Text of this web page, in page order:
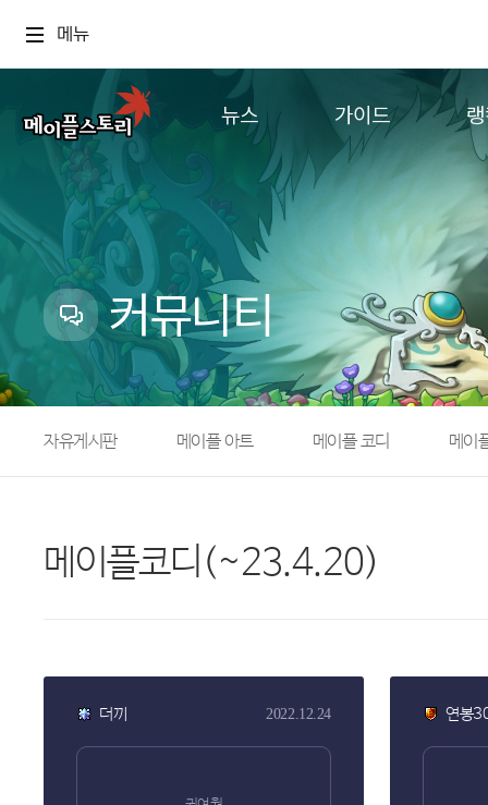
메뉴
뉴스
업데이트
이벤트
캐시샵 공지
메이플 알림판
with maple
가이드
추가정보
컨텐
커뮤니티
자유게시판 메이플 아트 메이플 코디 메이
메이플코디(~23.4.20)
더끼 2022.12.24 연봉